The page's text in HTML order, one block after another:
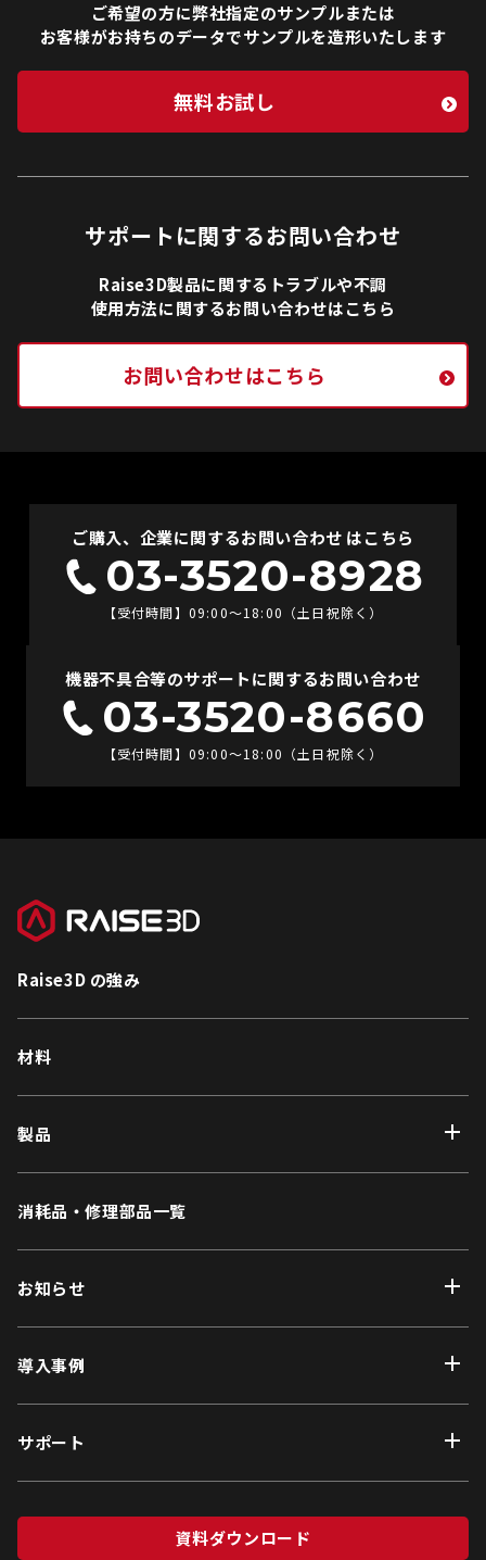
ご希望の方に弊社指定のサンプルまたは
お客様がお持ちのデータでサンプルを造形いたします
無料お試し
サポートに関するお問い合わせ
Raise3D製品に関するトラブルや不調
使用方法に関するお問い合わせはこちら
お問い合わせはこちら
ご購入、企業に関するお問い合わせ はこちら
03-3520-8928
【受付時間】09:00〜18:00（土日祝除く）
機器不具合等のサポートに関するお問い合わせ
03-3520-8660
【受付時間】09:00〜18:00（土日祝除く）
Raise3D の強み
材料
製品
消耗品・修理部品一覧
お知らせ
導入事例
サポート
資料ダウンロード